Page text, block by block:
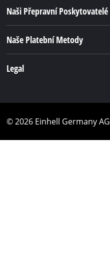
Naši Přepravní Poskytovatelé
Naše Platební Metody
Legal
© 2026 Einhell Germany AG